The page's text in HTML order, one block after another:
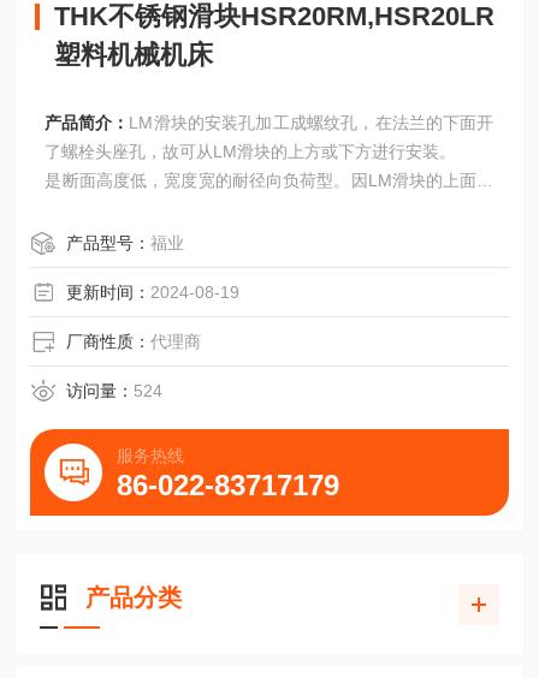
THK不锈钢滑块HSR20RM,HSR20LR
塑料机械机床
产品简介： LM滑块的安装孔加工成螺纹孔，在法兰的下面开
了螺栓头座孔，故可从LM滑块的上方或下方进行安装。
是断面高度低，宽度宽的耐径向负荷型。因LM滑块的上面开
THK不锈钢滑块HSR20RM,HSR20LR塑料机械机床
产品型号：福业
更新时间： 2024-08-19
厂商性质：代理商
访问量： 524
服务热线
86-022-83717179
产品分类